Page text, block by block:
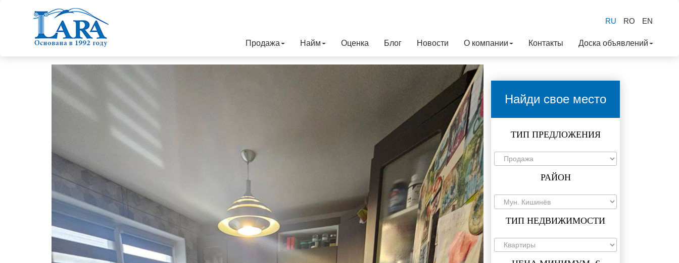
RU RO EN
Продажа Найм Оценка Блог Новости О компании Контакты Доска объявлений
Найди свое место
ТИП ПРЕДЛОЖЕНИЯ
РАЙОН
ТИП НЕДВИЖИМОСТИ